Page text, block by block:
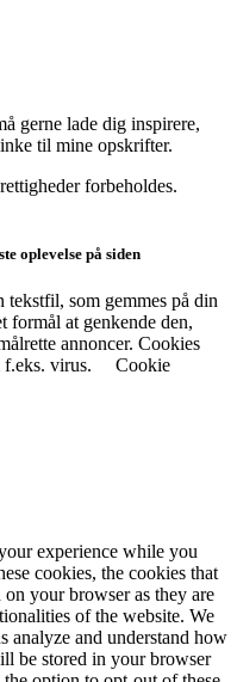
gerne lade dig inspirere,
til mine opskrifter.
forbeholdes.
oplevelse på siden
tekstfil, som gemmes på din
formål at genkende den,
annoncer. Cookies
virus.
Cookie
experience while you
cookies, the cookies that
on your browser as they are
of the website. We
analyze and understand how
be stored in your browser